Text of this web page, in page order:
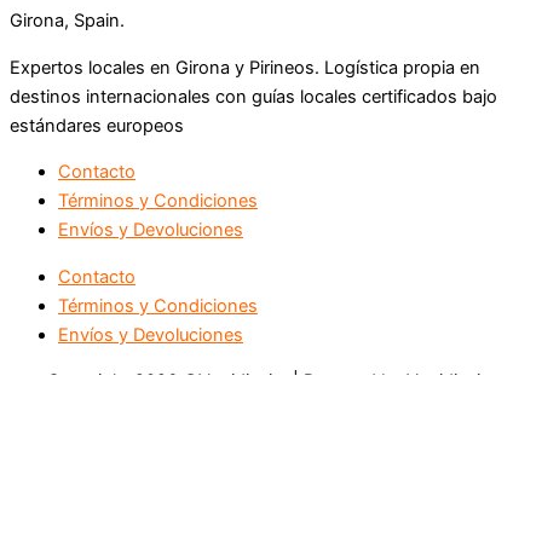
Girona, Spain.
Expertos locales en Girona y Pirineos. Logística propia en
destinos internacionales con guías locales certificados bajo
estándares europeos
Contacto
Términos y Condiciones
Envíos y Devoluciones
Contacto
Términos y Condiciones
Envíos y Devoluciones
Copyright 2026 ©Vertidissim | Powered by Vertidissim